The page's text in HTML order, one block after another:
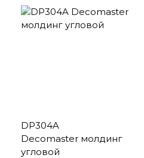
DP304A
Decomaster молдинг
угловой